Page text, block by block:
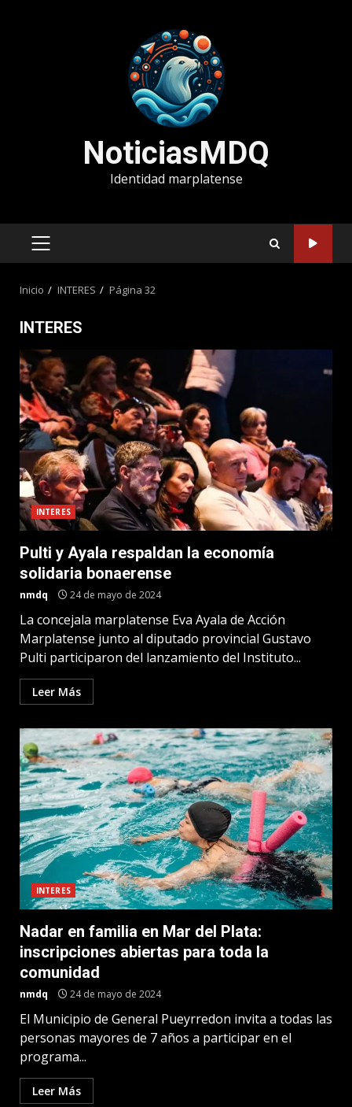
NoticiasMDQ
Identidad marplatense
MENÚ
Inicio INTERES Página 32
INTERES
INTERES
Pulti y Ayala respaldan la economía
solidaria bonaerense
nmdq 24 de mayo de 2024
La concejala marplatense Eva Ayala de Acción
Marplatense junto al diputado provincial Gustavo
Pulti participaron del lanzamiento del Instituto...
Leer Más
INTERES
Nadar en familia en Mar del Plata:
inscripciones abiertas para toda la
comunidad
nmdq 24 de mayo de 2024
El Municipio de General Pueyrredon invita a todas las
personas mayores de 7 años a participar en el
programa...
Leer Más